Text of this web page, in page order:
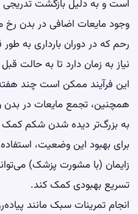
است و به دلیل بازگشت تدریجی
وجود مایعات اضافی در بدن
رحم که در دوران بارداری به
نیاز به زمان دارد تا به حالت قبل
این فرآیند ممکن است چند
همچنین، تجمع مایعات در
به بزرگ‌تر دیده شدن شکم کمک
برای بهبود این وضعیت،
زایمان (با مشورت پزشک)
تسریع بهبودی کمک کند.
انجام تمرینات سبک مانند